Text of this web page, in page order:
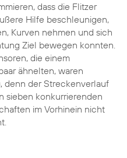
dass die Flitzer
Hilfe beschleunigen,
Kurven nehmen und sich
Ziel bewegen konnten.
die einem
ähnelten, waren
denn der Streckenverlauf
sieben konkurrierenden
im Vorhinein nicht